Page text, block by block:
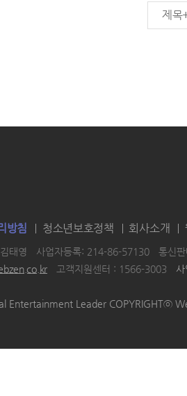
제목
방침 청소년보호정책 회사소개
태영 사업자등록: 214-86-57130
통신
고객지원센터 : 1566-3003
Entertainment Leader COPYRIGHTⓒ